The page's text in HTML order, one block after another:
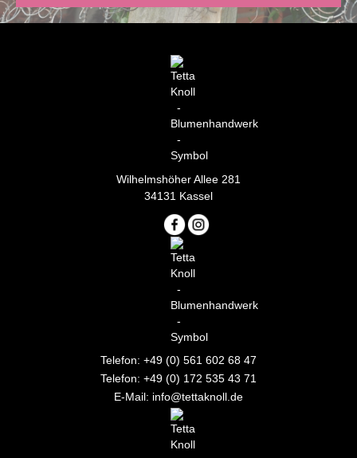
Wilhelmshöher Allee 281
34131 Kassel
Telefon: +49 (0) 561 602 68 47
Telefon: +49 (0) 172 535 43 71
E-Mail: info@tettaknoll.de